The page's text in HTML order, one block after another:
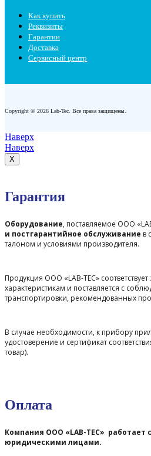
Как купить
Реквизиты
Гарантии
Доставка
Сервисный центр
Copyright © 2026 Lab-Tec. Все права защищены.
Наверх
Наверх
X
Гарантия
Оборудование, поставляемое ООО
и постгарантийное обслуживание в
талоном и условиями производителя.
Продукция ООО «LAB-TEC»
характеристикам и поставляется с
транспортировки, рекомендованных
В случае необходимости, к прибору
удостоверение и сертификат
товар).
Оплата
Компания ООО «LAB-TEC» работает
юридическими лицами.